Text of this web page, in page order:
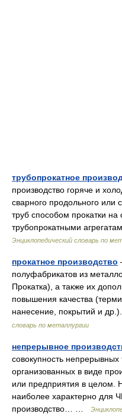
трубопрокатное
производство горяче и
сварного продольного или
труб способом прокатки
трубопрокатными
Энциклопедический словарь по
прокатное производство
полуфабрикатов из
Прокатка), а также их
повышения качества
нанесение, покрытий и
словарь по металлургии
непрерывное
совокупность непрерывных
организованных в виде
или предприятия в целом.
наиболее характерно
производство… …